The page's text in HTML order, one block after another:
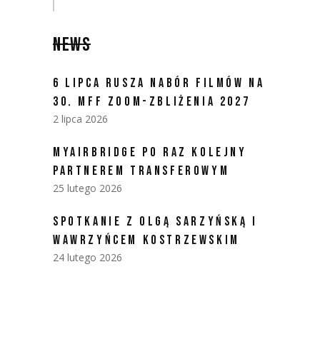
NEWS
6 LIPCA RUSZA NABÓR FILMÓW NA
30. MFF ZOOM-ZBLIŻENIA 2027
2 lipca 2026
MYAIRBRIDGE PO RAZ KOLEJNY
PARTNEREM TRANSFEROWYM
25 lutego 2026
SPOTKANIE Z OLGĄ SARZYŃSKĄ I
WAWRZYŃCEM KOSTRZEWSKIM
24 lutego 2026